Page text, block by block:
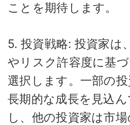
ことを期待します。
5. 投資戦略: 投資家は
やリスク許容度に基
選択します。一部の
長期的な成長を見込
し、他の投資家は市